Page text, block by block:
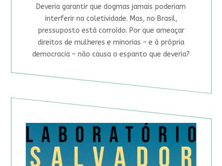
Deveria garantir que dogmas jamais poderiam
interferir na coletividade. Mas, no Brasil,
pressuposto está corroído. Por que ameaçar
direitos de mulheres e minorias – e à própria
democracia – não causa o espanto que deveria?